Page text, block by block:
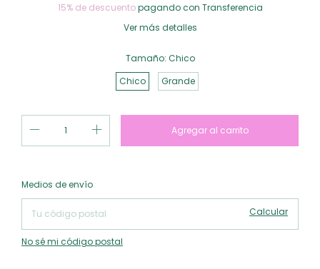
15% de descuentopagando con Transferencia
Ver más detalles
Tamaño: Chico
Chico
Grande
Entregas para el CP:
Medios de envío
Calcular
No sé mi código postal